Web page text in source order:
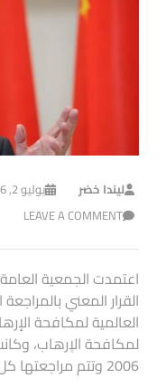
ليندا خضر يوليو 2, 2016
LEAVE A COMMENT
اعتمدت الجمعية
القرار المعني
العالمية لمكافحة
لمكافحة الاٍرهاب،
2006 وتتم مراجعتها كل عامين.